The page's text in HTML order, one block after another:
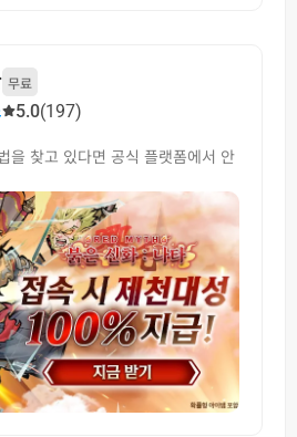
무료
5.0(197)
을 찾고 있다면 공식 플랫폼에서 안